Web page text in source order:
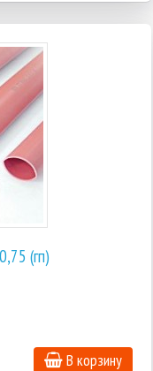
(гп)
В корзину